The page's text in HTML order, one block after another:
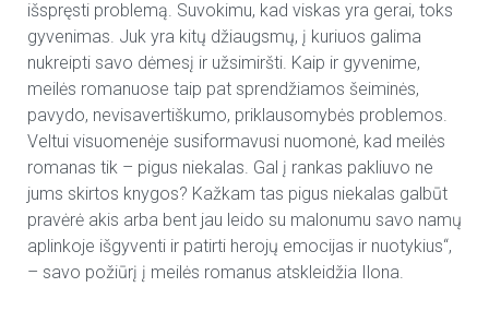
išspręsti problemą. Suvokimu, kad viskas yra gerai, toks
gyvenimas. Juk yra kitų džiaugsmų, į kuriuos galima
nukreipti savo dėmesį ir užsimiršti. Kaip ir gyvenime,
meilės romanuose taip pat sprendžiamos šeiminės,
pavydo, nevisavertiškumo, priklausomybės problemos.
Veltui visuomenėje susiformavusi nuomonė, kad meilės
romanas tik – pigus niekalas. Gal į rankas pakliuvo ne
jums skirtos knygos? Kažkam tas pigus niekalas galbūt
pravėrė akis arba bent jau leido su malonumu savo namų
aplinkoje išgyventi ir patirti herojų emocijas ir nuotykius“,
– savo požiūrį į meilės romanus atskleidžia Ilona.